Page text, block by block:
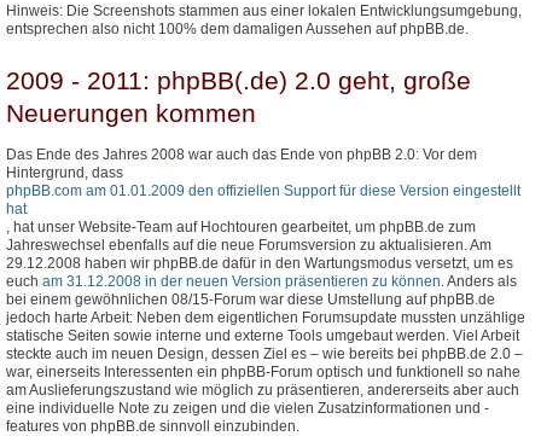
Hinweis: Die Screenshots stammen aus einer lokalen Entwicklungsumgebung,
entsprechen also nicht 100% dem damaligen Aussehen auf phpBB.de.
2009 - 2011: phpBB(.de) 2.0 geht, große
Neuerungen kommen
Das Ende des Jahres 2008 war auch das Ende von phpBB 2.0: Vor dem
Hintergrund, dass
phpBB.com am 01.01.2009 den offiziellen Support für diese Version eingestellt
hat
, hat unser Website-Team auf Hochtouren gearbeitet, um phpBB.de zum
Jahreswechsel ebenfalls auf die neue Forumsversion zu aktualisieren. Am
29.12.2008 haben wir phpBB.de dafür in den Wartungsmodus versetzt, um es
euch am 31.12.2008 in der neuen Version präsentieren zu können. Anders als
bei einem gewöhnlichen 08/15-Forum war diese Umstellung auf phpBB.de
jedoch harte Arbeit: Neben dem eigentlichen Forumsupdate mussten unzählige
statische Seiten sowie interne und externe Tools umgebaut werden. Viel Arbeit
steckte auch im neuen Design, dessen Ziel es – wie bereits bei phpBB.de 2.0 –
war, einerseits Interessenten ein phpBB-Forum optisch und funktionell so nahe
am Auslieferungszustand wie möglich zu präsentieren, andererseits aber auch
eine individuelle Note zu zeigen und die vielen Zusatzinformationen und -
features von phpBB.de sinnvoll einzubinden.